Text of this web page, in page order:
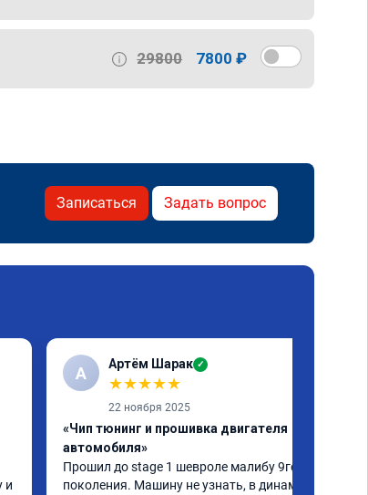
29800 7800 ₽
Записаться Задать вопрос
и
А Артём Шарак ✓
★★★★★
22 ноября 2025
«Чип тюнинг и прошивка двигателя
автомобиля»
Прошил до stage 1 шевроле малибу 9го
поколения. Машину не узнать, в динамике